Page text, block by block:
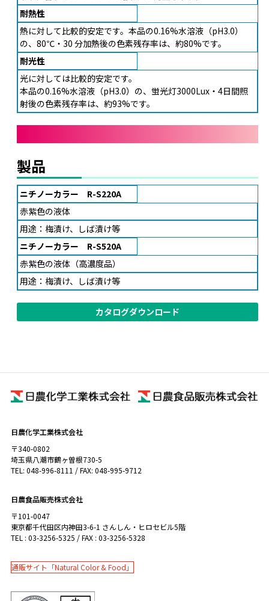
耐熱性
熱に対して比較的安定です。本品の0.16%水溶液（pH3.0）
の、80℃・30 分加熱後の色素残存率は、約80%です。
耐光性
光に対しては比較的安定です。
本品の0.16%水溶液（pH3.0）の、蛍光灯3000Lux・4日間照
射後の色素残存率は、約93%です。
製品
ニチノーカラー R-S220A
赤紫色の液体
用途：梅漬け、しば漬け等
ニチノーカラー R-S520A
赤紫色の液体（高濃度品）
用途：梅漬け、しば漬け等
カタログダウンロード
日農化学工業株式会社
〒340-0802
埼玉県八潮市鶴ヶ曽根730-5
TEL: 048-996-8111 / FAX: 048-995-9712
日農食品販売株式会社
〒101-0047
東京都千代田区内神田3-6-1 さんしん・ヒロセビル5階
TEL : 03-3256-5325 / FAX : 03-3256-5328
通販サイト「Natural Color & Food」